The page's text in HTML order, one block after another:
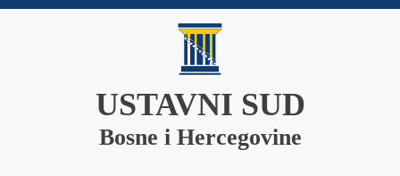
USTAVNI SUD
Bosne i Hercegovine